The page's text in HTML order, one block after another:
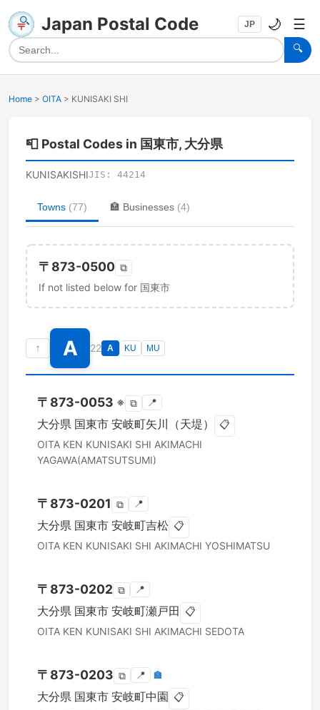
Japan Postal Code
🔍
JP 🌙 ☰
Home > OITA > KUNISAKI SHI
📮 Postal Codes in 国東市, 大分県
KUNISAKISHIJIS: 44214
Towns (77) 🏣 Businesses (4)
〒 873-0500 ⧉
If not listed below for 国東市
↑ A 22 A KU MU
〒 873-0053 ※ ⧉ 📍
大分県 国東市 安岐町矢川（天堤） 📋
OITA KEN KUNISAKI SHI AKIMACHI
YAGAWA(AMATSUTSUMI)
〒 873-0201 ⧉ 📍
大分県 国東市 安岐町吉松 📋
OITA KEN KUNISAKI SHI AKIMACHI YOSHIMATSU
〒 873-0202 ⧉ 📍
大分県 国東市 安岐町瀬戸田 📋
OITA KEN KUNISAKI SHI AKIMACHI SEDOTA
〒 873-0203 ⧉ 📍 🏣
大分県 国東市 安岐町中園 📋